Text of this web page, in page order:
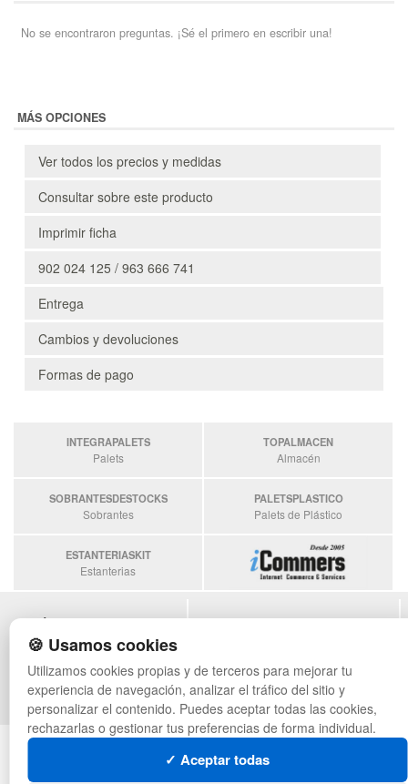
No se encontraron preguntas. ¡Sé el primero en escribir una!
MÁS OPCIONES
Ver todos los precios y medidas
Consultar sobre este producto
Imprimir ficha
902 024 125 / 963 666 741
Entrega
Cambios y devoluciones
Formas de pago
INTEGRAPALETS
Palets
TOPALMACEN
Almacén
SOBRANTESDESTOCKS
Sobrantes
PALETSPLASTICO
Palets de Plástico
ESTANTERIASKIT
Estanterias
POLÍTICA DE PRIVACIDAD
CONDICIONES DE USO
CONTACTO
QUIENES SOMOS
MAPA WEB
🍪 Usamos cookies
Utilizamos cookies propias y de terceros para mejorar tu
experiencia de navegación, analizar el tráfico del sitio y
personalizar el contenido. Puedes aceptar todas las cookies,
rechazarlas o gestionar tus preferencias de forma individual.
✓ Aceptar todas